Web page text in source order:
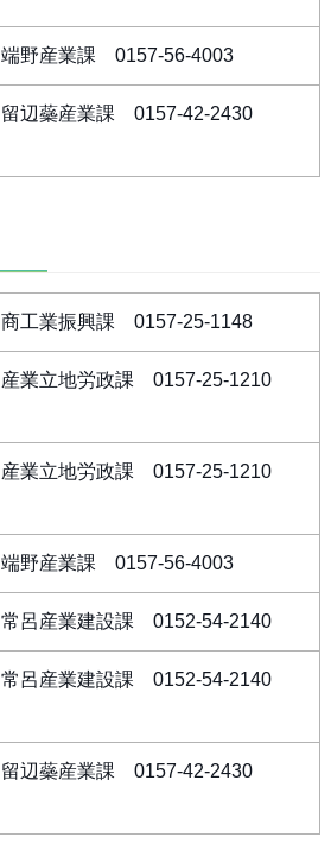
端野産業課 0157-56-4003
留辺蘂産業課 0157-42-2430
商工業振興課 0157-25-1148
産業立地労政課 0157-25-1210
産業立地労政課 0157-25-1210
端野産業課 0157-56-4003
常呂産業建設課 0152-54-2140
常呂産業建設課 0152-54-2140
留辺蘂産業課 0157-42-2430